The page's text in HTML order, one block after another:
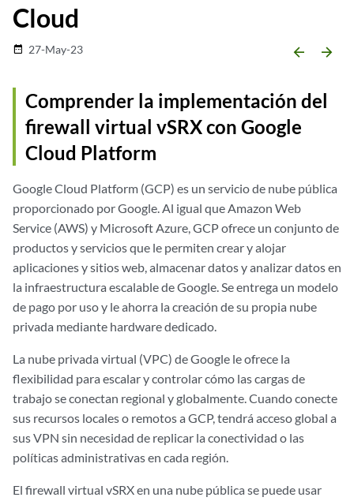
Cloud
date_range 27-May-23 arrow_backward arrow_forward
Comprender la implementación del
firewall virtual vSRX con Google
Cloud Platform
Google Cloud Platform (GCP) es un servicio de nube pública
proporcionado por Google. Al igual que Amazon Web
Service (AWS) y Microsoft Azure, GCP ofrece un conjunto de
productos y servicios que le permiten crear y alojar
aplicaciones y sitios web, almacenar datos y analizar datos en
la infraestructura escalable de Google. Se entrega un modelo
de pago por uso y le ahorra la creación de su propia nube
privada mediante hardware dedicado.
La nube privada virtual (VPC) de Google le ofrece la
flexibilidad para escalar y controlar cómo las cargas de
trabajo se conectan regional y globalmente. Cuando conecte
sus recursos locales o remotos a GCP, tendrá acceso global a
sus VPN sin necesidad de replicar la conectividad o las
políticas administrativas en cada región.
El firewall virtual vSRX en una nube pública se puede usar